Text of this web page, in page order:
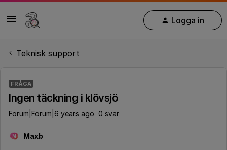
Logga in
Teknisk support
FRÅGA
Ingen täckning i klövsjö
Forum|Forum|6 years ago 0 svar
M Maxb